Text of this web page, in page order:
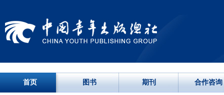
首页 图书 期刊 合作咨询